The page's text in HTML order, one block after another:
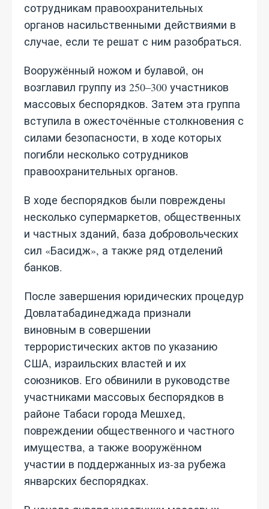
сотрудникам правоохранительных
органов насильственными действиями в
случае, если те решат с ним разобраться.
Вооружённый ножом и булавой, он
возглавил группу из 250–300 участников
массовых беспорядков. Затем эта группа
вступила в ожесточённые столкновения с
силами безопасности, в ходе которых
погибли несколько сотрудников
правоохранительных органов.
В ходе беспорядков были повреждены
несколько супермаркетов, общественных
и частных зданий, база добровольческих
сил «Басидж», а также ряд отделений
банков.
После завершения юридических процедур
Довлатабадинеджада признали
виновным в совершении
террористических актов по указанию
США, израильских властей и их
союзников. Его обвинили в руководстве
участниками массовых беспорядков в
районе Табаси города Мешхед,
повреждении общественного и частного
имущества, а также вооружённом
участии в поддержанных из‑за рубежа
январских беспорядках.